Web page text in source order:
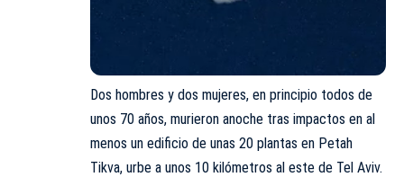
Dos hombres y dos mujeres, en principio todos de
unos 70 años, murieron anoche tras impactos en al
menos un edificio de unas 20 plantas en Petah
Tikva, urbe a unos 10 kilómetros al este de Tel Aviv.